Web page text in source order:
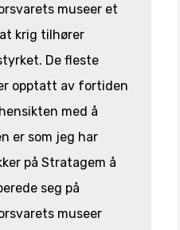
museer et
krig tilhører
De fleste
opptatt av fortiden
med å
er som jeg har
på Stratagem å
seg på
museer